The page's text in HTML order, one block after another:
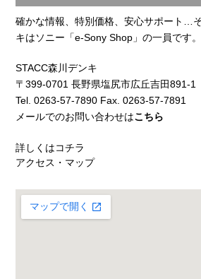
確かな情報、特別価格、安心サポート…
キはソニー「e-Sony Shop」の一員です。
STACC森川デンキ
〒399-0701 長野県塩尻市広丘吉田891-1
Tel. 0263-57-7890 Fax. 0263-57-7891
メールでのお問い合わせはこちら
詳しくはコチラ
アクセス・マップ